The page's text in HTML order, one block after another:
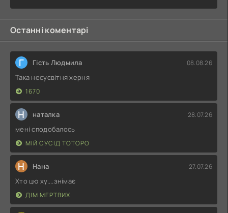
Останні коментарі
Г Гість Людмила 08.08.26
Така несусвітня херня
1670
Н наталка 28.07.26
мені сподобалось
МІЙ СУСІД ТОТОРО
Н Нана 27.07.26
Хто цю ху....знімає
ДІМ МЕРТВИХ